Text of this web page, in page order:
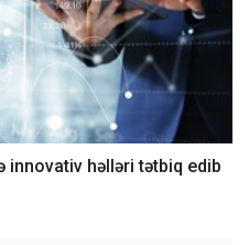
həlləri tətbiq edib